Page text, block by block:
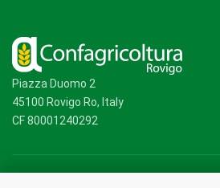
Piazza Duomo 2
45100 Rovigo Ro, Italy
CF 80001240292